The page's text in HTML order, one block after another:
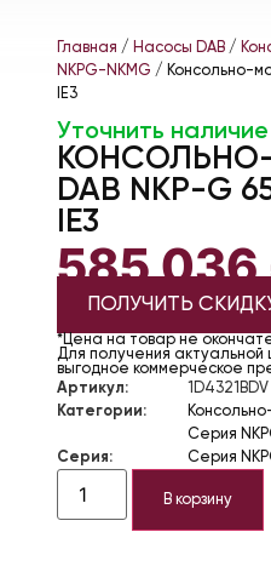
Главная / Насосы DAB/
NKPG-NKMG / Консольно-
IE3
Уточнить
DAB NKP-G
IE3
585 036
ПОЛУЧИТЬ
*Цена на товар не
Для получения актуальной
выгодное коммерческое
Артикул:
1D4321BDV
Категории:
Серия
Серия:
Серия
В корзину